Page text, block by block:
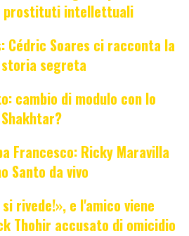
prostituti intellettuali
Cédric Soares ci racconta la
segreta
cambio di modulo con lo
Shakhtar?
Francesco: Ricky Maravilla
Santo da vivo
rivede!», e l'amico viene
Thohir accusato di omicidio